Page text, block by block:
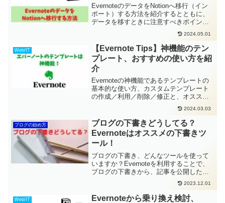
EvernoteのデータをNotionへ移行（イン
ポート）する方法を紹介するとともに、
データを移すときに注意すべきポイント
とエラーが起こった時の対応策を紹介し
2024.05.01
Web/IT
【Evernote Tips】神機能のテン
プレート、おすすめの使い方を紹
介
Evernoteの神機能であるテンプレートの
基本的な使い方、カスタムテンプレート
の作成／利用／削除／修正と、オススメ
のテンプレートの使い方について紹介し
ています。テンプレートを使うことで、
文書作成だけでなく考える時間の効率ア
ップにもなります。ぜひ、テンプレート
を使いこなしてみましょう。
2024.03.03
ブログの始め方
ブログの下書きどうしてる？
Evernoteはオススメの下書きツ
ール！
ブログの下書き、どんなツールを使って
いますか？Evernoteを利用することで、
ブログの下書きから、記事を公開した後
のリライトまで、効率良く行うことがで
きます。Evernoteをオススメする理由を
３つにまとめて紹介しています。
2023.12.01
Web/IT
Evernoteから乗り換え検討、